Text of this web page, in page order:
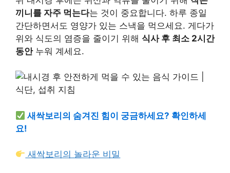
끼니를 자주 먹는다는 것이 중요합니다. 하루 종일
간단하면서도 영양가 있는 스낵을 먹으세요. 게다가
위와 식도의 염증을 줄이기 위해 식사 후 최소 2시간
동안누워 계세요.
새싹보리의 숨겨진 힘이 궁금하세요? 확인하세
요!
새싹보리의 놀라운 비밀